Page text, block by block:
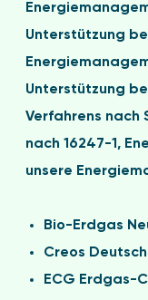
Unterstützung
Unterstützung
Verfahrens nach
nach 16247-1,
unsere
Bio-Erdgas
Creos
ECG Erdgas-